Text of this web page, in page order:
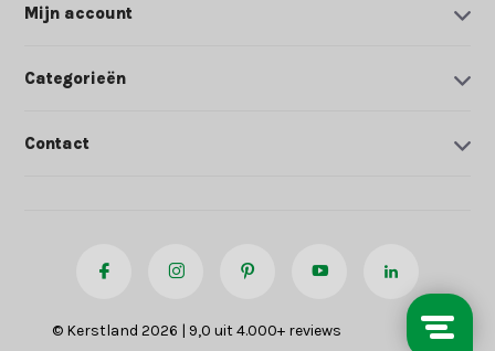
Mijn account
Categorieën
Contact
© Kerstland 2026 | 9,0 uit 4.000+ reviews